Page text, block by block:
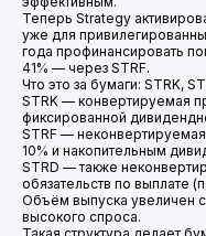
Теперь Strategy
уже для
года профинансировать
41% — через STRF.
Что это за бумаги: STRK,
STRK — конвертируемая
фиксированной
STRF —
10% и накопительным
STRD — также
обязательств по выплате
Объём выпуска увеличен
высокого спроса.